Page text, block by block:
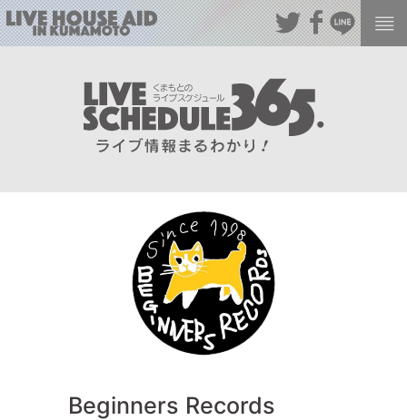
Beginners Records